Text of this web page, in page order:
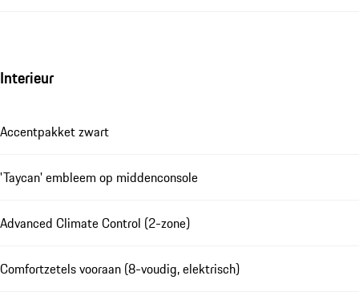
Interieur
Accentpakket zwart
'Taycan' embleem op middenconsole
Advanced Climate Control (2-zone)
Comfortzetels vooraan (8-voudig, elektrisch)